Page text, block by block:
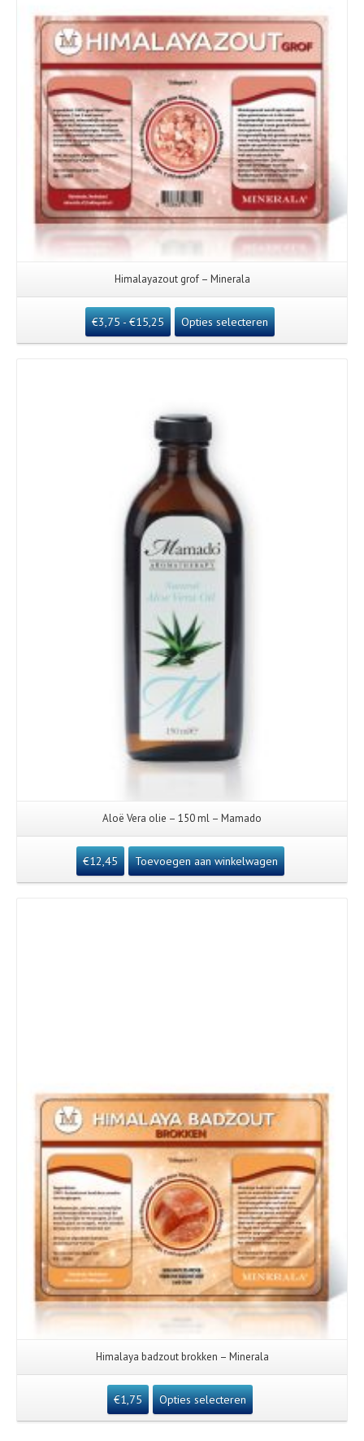
Himalayazout grof – Minerala
€3,75- €15,25 Opties selecteren
Aloë Vera olie – 150 ml – Mamado
€12,45 Toevoegen aan winkelwagen
Himalaya badzout brokken – Minerala
€1,75 Opties selecteren